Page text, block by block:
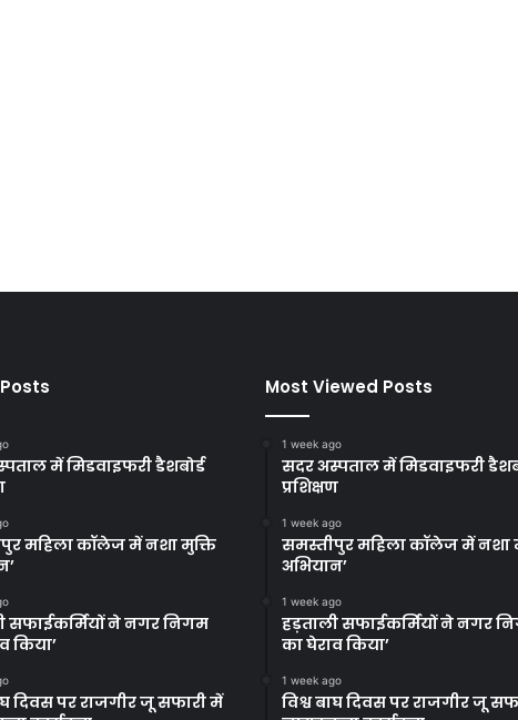
में मिडवाइफरी डैशबोर्ड
महिला कॉलेज में नशा मुक्ति
सफाईकर्मियों ने नगर निगम
किया’
दिवस पर राजगीर जू सफारी में
Most Viewed Posts
1 week ago
सदर अस्पताल में मिडवाइफरी
प्रशिक्षण
1 week ago
समस्तीपुर महिला कॉलेज में नशा
अभियान’
1 week ago
हड़ताली सफाईकर्मियों ने नगर
का घेराव किया’
1 week ago
विश्व बाघ दिवस पर राजगीर जू